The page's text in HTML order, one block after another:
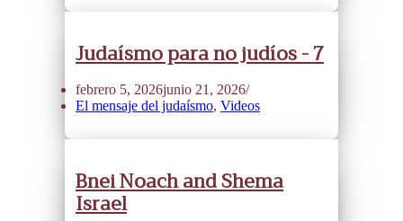
Judaísmo para no judíos - 7
febrero 5, 2026junio 21, 2026
El mensaje del judaísmo, Videos
Bnei Noach and Shema
Israel